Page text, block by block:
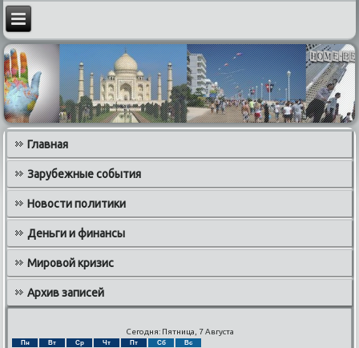
Главная
Зарубежные события
Новости политики
Деньги и финансы
Мировой кризис
Архив записей
Сегодня: Пятница, 7 Августа
Пн Вт Ср Чт Пт Сб Вс